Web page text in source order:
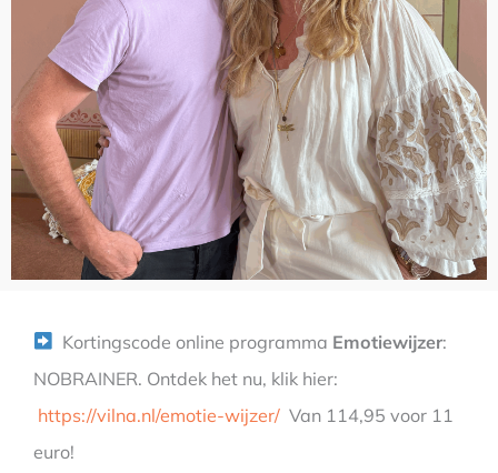
Kortingscode online programma Emotiewijzer:
NOBRAINER. Ontdek het nu, klik hier:
https://vilna.nl/emotie-wijzer/ Van 114,95 voor 11
euro!